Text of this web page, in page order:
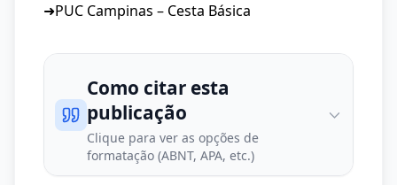
➜PUC Campinas – Cesta Básica
Como citar esta
publicação
Clique para ver as opções de
formatação (ABNT, APA, etc.)